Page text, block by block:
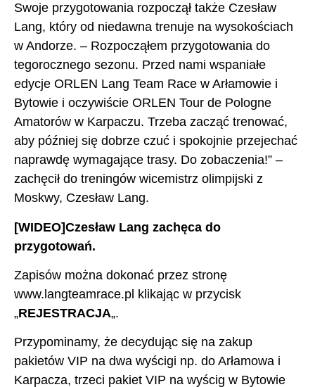
Swoje przygotowania rozpoczął także Czesław
Lang, który od niedawna trenuje na wysokościach
w Andorze. – Rozpocząłem przygotowania do
tegorocznego sezonu. Przed nami wspaniałe
edycje ORLEN Lang Team Race w Arłamowie i
Bytowie i oczywiście ORLEN Tour de Pologne
Amatorów w Karpaczu. Trzeba zacząć trenować,
aby później się dobrze czuć i spokojnie przejechać
naprawdę wymagające trasy. Do zobaczenia!” –
zachęcił do treningów wicemistrz olimpijski z
Moskwy, Czesław Lang.
[WIDEO]Czesław Lang zachęca do
przygotowań.
Zapisów można dokonać przez stronę
www.langteamrace.pl klikając w przycisk
„REJESTRACJA„.
Przypominamy, że decydując się na zakup
pakietów VIP na dwa wyścigi np. do Arłamowa i
Karpacza, trzeci pakiet VIP na wyścig w Bytowie